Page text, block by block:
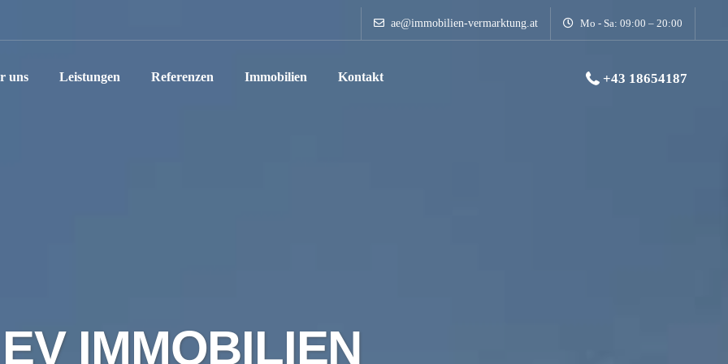
ae@immobilien-vermarktung.at Mo - Sa: 09:00 – 20:00
+43 18654187
uns Leistungen Referenzen Immobilien Kontakt
EV IMMOBILIEN